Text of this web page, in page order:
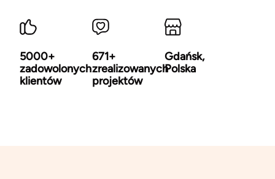
5000+
zadowolonych
klientów
671+
zrealizowanych
projektów
Gdańsk,
Polska